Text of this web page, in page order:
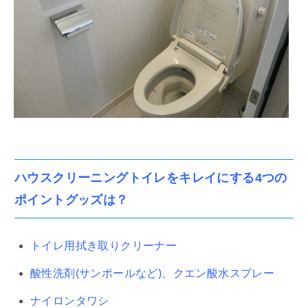
ハウスクリーニングトイレをキレイにする4つの
ポイントグッズは？
トイレ用拭き取りクリーナー
酸性洗剤(サンポールなど)、クエン酸水スプレー
ナイロンタワシ